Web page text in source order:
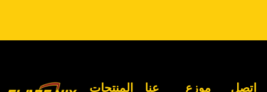
المنتجات عنا موزع
اتصل